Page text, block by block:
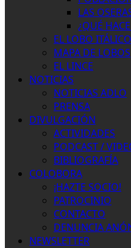
LAS
¿QUÉ
EL LOBO ITÁLICO
MAPA DE LOBOS
EL LINCE
NOTICIAS
NOTICIAS ADLO
PRENSA
DIVULGACIÓN
ACTIVIDADES
PODCAST /
BIBLIOGRAFÍA
COLOBORA
¡HAZTE SOCIO!
PATROCINIO
CONTACTO
DENUNCIA
NEWSLETTER